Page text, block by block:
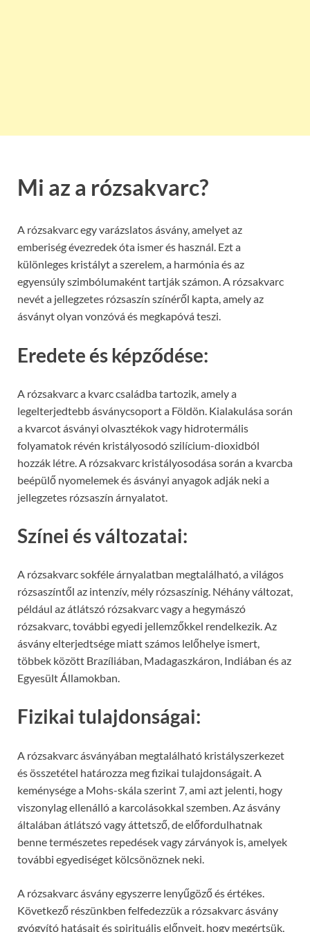
Mi az a rózsakvarc?
A rózsakvarc egy varázslatos ásvány, amelyet az
emberiség évezredek óta ismer és használ. Ezt a
különleges kristályt a szerelem, a harmónia és az
egyensúly szimbólumaként tartják számon. A rózsakvarc
nevét a jellegzetes rózsaszín színéről kapta, amely az
ásványt olyan vonzóvá és megkapóvá teszi.
Eredete és képződése:
A rózsakvarc a kvarc családba tartozik, amely a
legelterjedtebb ásványcsoport a Földön. Kialakulása során
a kvarcot ásványi olvasztékok vagy hidrotermális
folyamatok révén kristályosodó szilícium-dioxidból
hozzák létre. A rózsakvarc kristályosodása során a kvarcba
beépülő nyomelemek és ásványi anyagok adják neki a
jellegzetes rózsaszín árnyalatot.
Színei és változatai:
A rózsakvarc sokféle árnyalatban megtalálható, a világos
rózsaszíntől az intenzív, mély rózsaszínig. Néhány változat,
például az átlátszó rózsakvarc vagy a hegymászó
rózsakvarc, további egyedi jellemzőkkel rendelkezik. Az
ásvány elterjedtsége miatt számos lelőhelye ismert,
többek között Brazíliában, Madagaszkáron, Indiában és az
Egyesült Államokban.
Fizikai tulajdonságai:
A rózsakvarc ásványában megtalálható kristályszerkezet
és összetétel határozza meg fizikai tulajdonságait. A
keménysége a Mohs-skála szerint 7, ami azt jelenti, hogy
viszonylag ellenálló a karcolásokkal szemben. Az ásvány
általában átlátszó vagy áttetsző, de előfordulhatnak
benne természetes repedések vagy zárványok is, amelyek
további egyediséget kölcsönöznek neki.
A rózsakvarc ásvány egyszerre lenyűgöző és értékes.
Következő részünkben felfedezzük a rózsakvarc ásvány
gyógyító hatásait és spirituális előnyeit, hogy megértsük,